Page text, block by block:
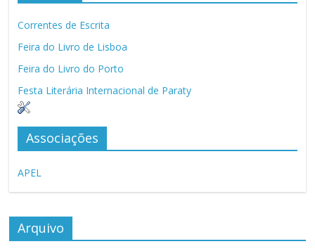
Correntes de Escrita
Feira do Livro de Lisboa
Feira do Livro do Porto
Festa Literária Internacional de Paraty
Associações
APEL
Arquivo